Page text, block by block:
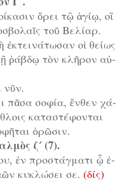
ὄ­ρει τῷ ἁ­γί­ῳ, οἳ
τοῦ Βε­λί­αρ.
οἱ θεί­ως
ῥά­βδῳ τὸν κλῆ­ρον αὐ­
νῦν.
πᾶ­σα σο­φί­α, ἔν­θεν χά­
κα­τα­στέ­φον­ται
ὁ­ρῶ­σιν.
ζ´ (7).
ἐν προ­στάγ­μα­τι ᾧ ἐ­
κυ­κλώ­σει σε. (δίς)